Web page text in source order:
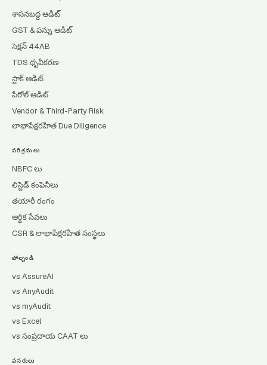
శాసనబద్ధ ఆడిట్
GST & పన్ను ఆడిట్
సెక్షన్ 44AB
TDS ధృవీకరణ
స్టాక్ ఆడిట్
పేరోల్ ఆడిట్
Vendor & Third-Party Risk
లాభాపేక్షరహిత Due Diligence
పరిశ్రమలు
NBFC లు
లిస్టెడ్ కంపెనీలు
తయారీ రంగం
ఆర్థిక సేవలు
CSR & లాభాపేక్షరహిత సంస్థలు
పోల్చండి
vs AssureAI
vs AnyAudit
vs myAudit
vs Excel
vs సంప్రదాయ CAAT లు
వనరులు